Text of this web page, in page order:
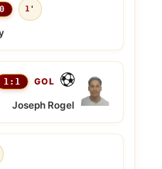
1'
1:1 GOL
Joseph Rogel